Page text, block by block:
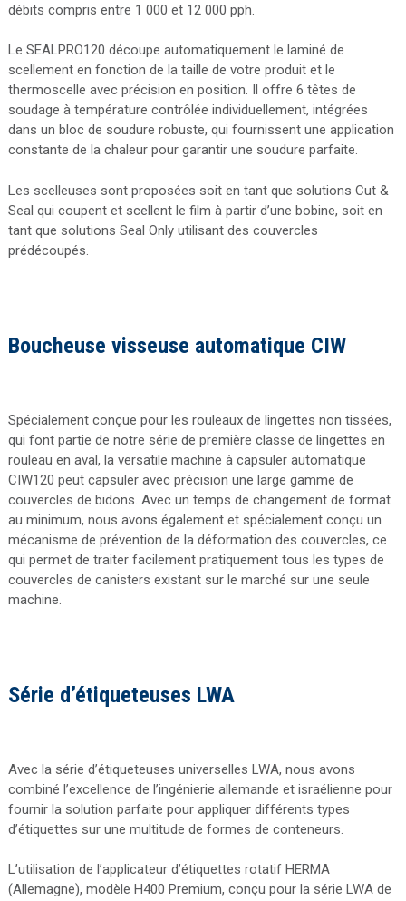
débits compris entre 1 000 et 12 000 pph.
Le SEALPRO120 découpe automatiquement le laminé de
scellement en fonction de la taille de votre produit et le
thermoscelle avec précision en position. Il offre 6 têtes de
soudage à température contrôlée individuellement, intégrées
dans un bloc de soudure robuste, qui fournissent une application
constante de la chaleur pour garantir une soudure parfaite.
Les scelleuses sont proposées soit en tant que solutions Cut &
Seal qui coupent et scellent le film à partir d’une bobine, soit en
tant que solutions Seal Only utilisant des couvercles
prédécoupés.
Boucheuse visseuse automatique CIW
Spécialement conçue pour les rouleaux de lingettes non tissées,
qui font partie de notre série de première classe de lingettes en
rouleau en aval, la versatile machine à capsuler automatique
CIW120 peut capsuler avec précision une large gamme de
couvercles de bidons. Avec un temps de changement de format
au minimum, nous avons également et spécialement conçu un
mécanisme de prévention de la déformation des couvercles, ce
qui permet de traiter facilement pratiquement tous les types de
couvercles de canisters existant sur le marché sur une seule
machine.
Série d’étiqueteuses LWA
Avec la série d’étiqueteuses universelles LWA, nous avons
combiné l’excellence de l’ingénierie allemande et israélienne pour
fournir la solution parfaite pour appliquer différents types
d’étiquettes sur une multitude de formes de conteneurs.
L’utilisation de l’applicateur d’étiquettes rotatif HERMA
(Allemagne), modèle H400 Premium, conçu pour la série LWA de